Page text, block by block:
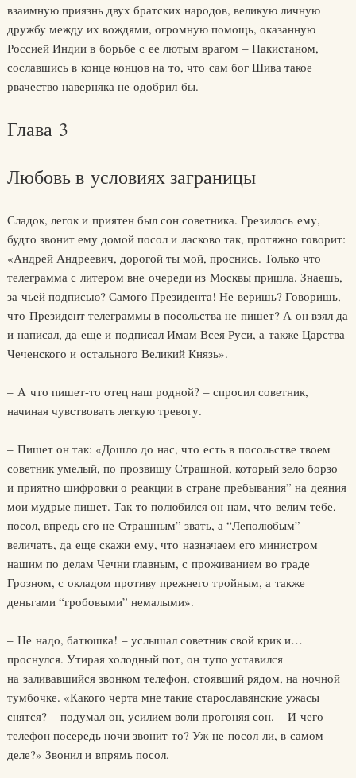
взаимную приязнь двух братских народов, великую личную
дружбу между их вождями, огромную помощь, оказанную
Россией Индии в борьбе с ее лютым врагом – Пакистаном,
сославшись в конце концов на то, что сам бог Шива такое
рвачество наверняка не одобрил бы.
Глава 3
Любовь в условиях заграницы
Сладок, легок и приятен был сон советника. Грезилось ему,
будто звонит ему домой посол и ласково так, протяжно говорит:
«Андрей Андреевич, дорогой ты мой, проснись. Только что
телеграмма с литером вне очереди из Москвы пришла. Знаешь,
за чьей подписью? Самого Президента! Не веришь? Говоришь,
что Президент телеграммы в посольства не пишет? А он взял да
и написал, да еще и подписал Имам Всея Руси, а также Царства
Чеченского и остального Великий Князь».
– А что пишет-то отец наш родной? – спросил советник,
начиная чувствовать легкую тревогу.
– Пишет он так: «Дошло до нас, что есть в посольстве твоем
советник умелый, по прозвищу Страшной, который зело борзо
и приятно шифровки о реакции в стране пребывания” на деяния
мои мудрые пишет. Так-то полюбился он нам, что велим тебе,
посол, впредь его не Страшным” звать, а “Леполюбым”
величать, да еще скажи ему, что назначаем его министром
нашим по делам Чечни главным, с проживанием во граде
Грозном, с окладом противу прежнего тройным, а также
деньгами “гробовыми” немалыми».
– Не надо, батюшка! – услышал советник свой крик и…
проснулся. Утирая холодный пот, он тупо уставился
на заливавшийся звонком телефон, стоявший рядом, на ночной
тумбочке. «Какого черта мне такие старославянские ужасы
снятся? – подумал он, усилием воли прогоняя сон. – И чего
телефон посередь ночи звонит-то? Уж не посол ли, в самом
деле?» Звонил и впрямь посол.